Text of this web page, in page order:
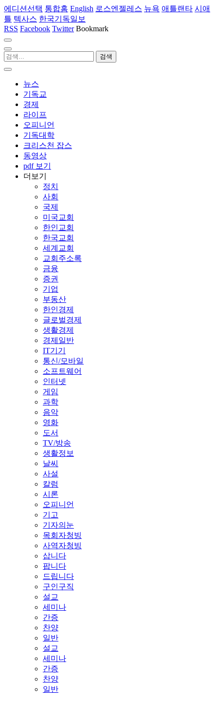
에디션선택 통합홈 English 로스엔젤레스 뉴욕 애틀랜타 시애
틀 텍사스 한국기독일보
RSS Facebook Twitter Bookmark
뉴스
기독교
경제
라이프
오피니언
기독대학
크리스천 잡스
동영상
pdf 보기
더보기
정치
사회
국제
미국교회
한인교회
한국교회
세계교회
교회주소록
금융
증권
기업
부동산
한인경제
글로벌경제
생활경제
경제일반
IT기기
통신/모바일
소프트웨어
인터넷
게임
과학
음악
영화
도서
TV/방송
생활정보
날씨
사설
칼럼
시론
오피니언
기고
기자의눈
목회자청빙
사역자청빙
삽니다
팝니다
드립니다
구인구직
설교
세미나
간증
찬양
일반
설교
세미나
간증
찬양
일반